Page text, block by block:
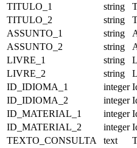
TITULO_1
string
TITULO_2
string
ASSUNTO_1
string
ASSUNTO_2
string
LIVRE_1
string
LIVRE_2
string
ID_IDIOMA_1
integer
ID_IDIOMA_2
integer
ID_MATERIAL_1
integer
ID_MATERIAL_2
integer
TEXTO_CONSULTA
text